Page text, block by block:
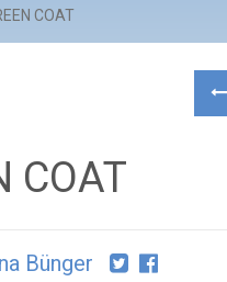
COAT
COAT
Bünger